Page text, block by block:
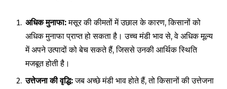
अधिक मुनाफा:मसूर की कीमतों में उछाल के कारण, किसानों को
अधिक मुनाफा प्राप्त हो सकता है। उच्च मंडी भाव से, वे अधिक मूल्य
में अपने उत्पादों को बेच सकते हैं, जिससे उनकी आर्थिक स्थिति
मजबूत होती है।
उत्तेजना की वृद्धि:जब अच्छे मंडी भाव होते हैं, तो किसानों की उत्तेजना